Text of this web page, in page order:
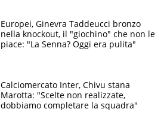
Europei, Ginevra Taddeucci bronzo
nella knockout, il "giochino" che non le
piace: "La Senna? Oggi era pulita"
Calciomercato Inter, Chivu stana
Marotta: "Scelte non realizzate,
dobbiamo completare la squadra"